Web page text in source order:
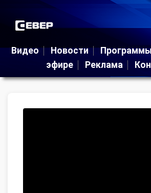
Видео Новости
эфире
Реклама